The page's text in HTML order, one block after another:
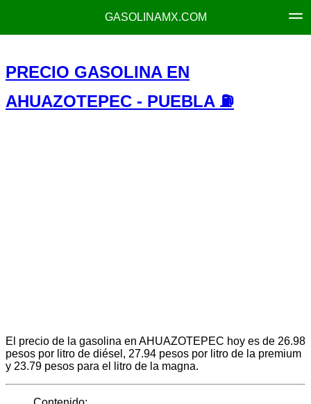
GASOLINAMX.COM
PRECIO GASOLINA EN
AHUAZOTEPEC - PUEBLA ⛽
El precio de la gasolina en AHUAZOTEPEC hoy es de 26.98
pesos por litro de diésel, 27.94 pesos por litro de la premium
y 23.79 pesos para el litro de la magna.